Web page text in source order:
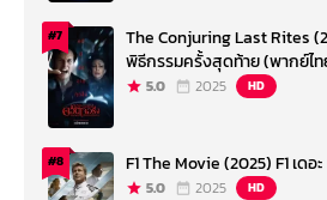
#7
The Conjuring Last Rites
พิธีกรรมครั้งสุดท้าย (พากย์ไ
5.0 2025 HD
#8 F1 The Movie (2025) F1 เด
5.0 2025 HD